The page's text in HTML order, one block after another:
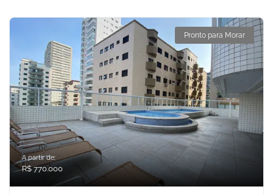
Pronto para Morar
A partir de:
R$ 770.000